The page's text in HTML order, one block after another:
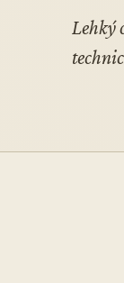
Lehký